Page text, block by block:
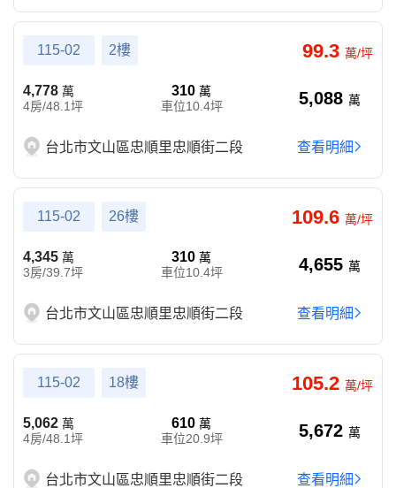
115-02 2樓 99.3 萬/坪
4,778 萬
4房/48.1坪
310萬
車位10.4坪
5,088 萬
台北市文山區忠順里忠順街二段 查看明細
115-02 26樓 109.6 萬/坪
4,345 萬
3房/39.7坪
310萬
車位10.4坪
4,655 萬
台北市文山區忠順里忠順街二段 查看明細
115-02 18樓 105.2 萬/坪
5,062 萬
4房/48.1坪
610萬
車位20.9坪
5,672 萬
台北市文山區忠順里忠順街二段 查看明細